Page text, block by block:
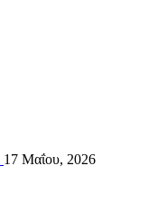
17 Μαΐου, 2026